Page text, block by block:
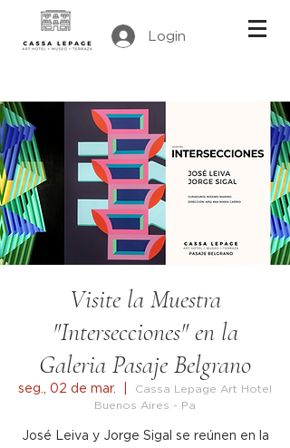
Login
Visite la Muestra
"Intersecciones" en la
Galeria Pasaje Belgrano
seg., 02 de mar.
Cassa Lepage Art Hotel
Buenos Aires - Pa
José Leiva y Jorge Sigal se reúnen en la